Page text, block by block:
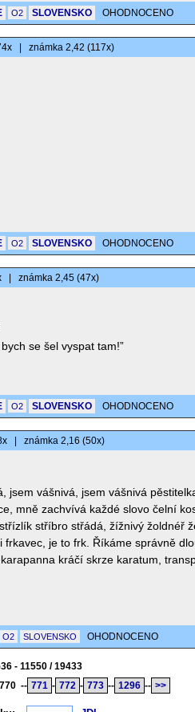
O2 SLOVENSKO OHODNOCENO
známka 2,42 (117x)
O2 SLOVENSKO OHODNOCENO
známka 2,45 (47x)
se šel vyspat tam!”
O2 SLOVENSKO OHODNOCENO
známka 2,16 (50x)
jsem vášnivá, jsem vášnivá
mně zachvívá každé slovo čelní
stříbro střádá, žížnivý žoldnéř
je to frk. Říkáme správně
kráčí skrze karatum,
O2 SLOVENSKO OHODNOCENO
- 11550 / 19433
770 -- 771 - 772 - 773 -- 1296 -- >>